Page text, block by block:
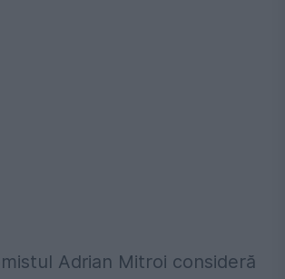
Adrian Mitroi consideră